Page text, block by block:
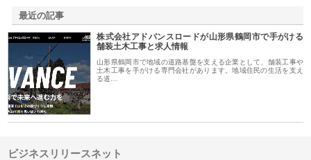
最近の記事
株式会社アドバンスロードが山形県鶴岡市で手がける
舗装土木工事と求人情報
山形県鶴岡市で地域の道路基盤を支える企業として、舗装工事や
土木工事を手がける専門会社があります。地域住民の生活を支え
る道…
ビジネスリリースネット